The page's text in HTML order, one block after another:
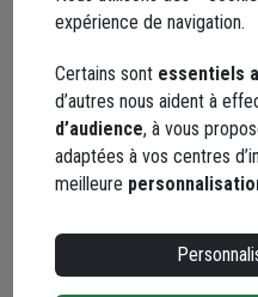
En complément
expérience de navigation.
Certains sont essentiels
d’autres nous aident à
d’audience, à vous
adaptées à vos centres
meilleure